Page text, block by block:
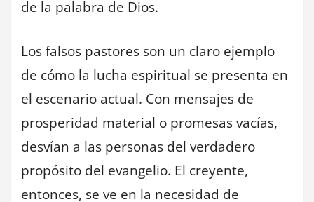
de la palabra de Dios.
Los falsos pastores son un claro ejemplo
de cómo la lucha espiritual se presenta en
el escenario actual. Con mensajes de
prosperidad material o promesas vacías,
desvían a las personas del verdadero
propósito del evangelio. El creyente,
entonces, se ve en la necesidad de